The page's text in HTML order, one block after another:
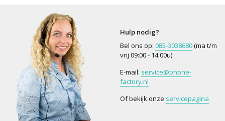
Hulp nodig?
Bel ons op: 085-3038680(ma t/m
vrij 09:00 - 14:00u)
E-mail: service@phone-
factory.nl
Of bekijk onze servicepagina